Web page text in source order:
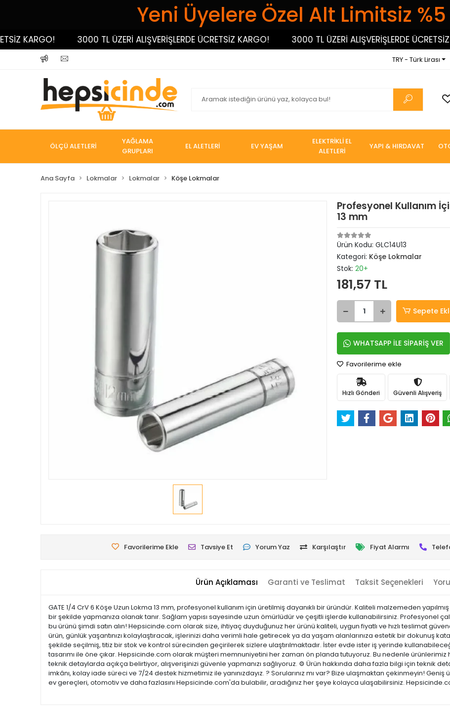
Yeni Üyelere Özel Alt Limitsiz
KARGO! 3000 TL ÜZERİ ALIŞVERİŞLERDE ÜCRETSİZ KARGO! 3000 TL ÜZERİ ALIŞVERİŞLERDE ÜCRETSİZ
TRY - Türk Lirası
ÖLÇÜ ALETLERİ
YAĞLAMA
GRUPLARI
EL ALETLERİ EV YAŞAM
ELEKTRİKLİ EL
ALETLERİ
YAPI & HIRDAVAT
Ana Sayfa Lokmalar Lokmalar Köşe Lokmalar
Profesyonel Kullanım
13 mm
Ürün Kodu: GLC14U13
Kategori: Köşe Lokmalar
Stok: 20+
181,57 TL
Sepete
WHATSAPP İLE SİPARİŞ VER
Favorilerime ekle
Hızlı Gönderi Güvenli Alışveriş
Favorilerime Ekle Tavsiye Et Yorum Yaz Karşılaştır Fiyat Alarmı
Ürün Açıklaması Garanti ve Teslimat Taksit Seçenekleri
GATE 1/4 CrV 6 Köşe Uzun Lokma 13 mm, profesyonel kullanım için üretilmiş dayanıklı bir üründür. Kaliteli malzemeden
bir şekilde yapmanıza olanak tanır. Sağlam yapısı sayesinde uzun ömürlüdür ve çeşitli işlerde kullanabilirsiniz. Profesyonel
bu ürünü şimdi satın alın! Hepsicinde.com olarak size, ihtiyaç duyduğunuz her ürünü kaliteli, uygun fiyatlı ve hızlı teslimat
ürün, günlük yaşantınızı kolaylaştıracak, işlerinizi daha verimli hale getirecek ya da yaşam alanlarınıza estetik bir dokunuş
şekilde seçilmiş, titiz bir stok ve kontrol sürecinden geçirilerek sizlere ulaştırılmaktadır. İster evde ister iş yerinde
tasarımı ile öne çıkar. Hepsicinde.com olarak müşteri memnuniyetini her zaman ön planda tutuyoruz. Bu nedenle
teknik detaylarda açıkça belirtiyor, alışverişinizi güvenle yapmanızı sağlıyoruz. ⚙️ Ürün hakkında daha fazla bilgi için teknik
imkânı, kolay iade süreci ve 7/24 destek hizmetimiz ile yanınızdayız. ? Sorularınız mı var? Bize ulaşmaktan çekinmeyin!
ev gereçleri, otomotiv ve daha fazlasını Hepsicinde.com'da bulabilir, aradığınız her şeye kolayca ulaşabilirsiniz.